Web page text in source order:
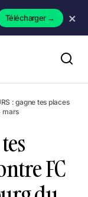
Télécharger→ ×
: gagne tes places
mars
FC